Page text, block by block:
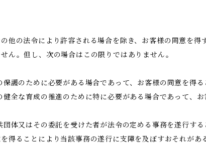
他の法令により許容される場合を除き、お客様の同意を得
ん。但し、次の場合はこの限りではありません。
保護のために必要がある場合であって、お客様の同意を得
健全な育成の推進のために特に必要がある場合であって、
団体又はその委託を受けた者が法令の定める事務を遂行す
得ることにより当該事務の遂行に支障を及ぼすおそれがあ